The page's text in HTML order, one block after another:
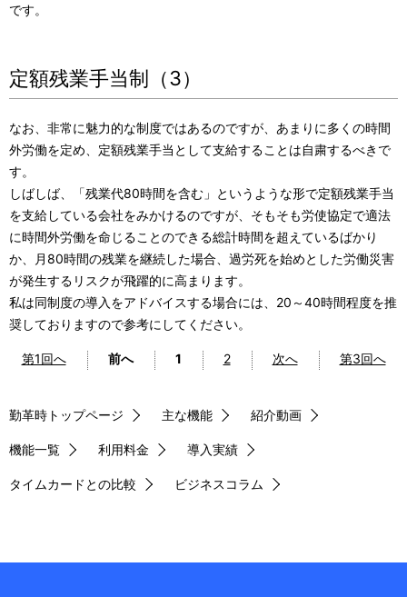
です。
定額残業手当制（3）
なお、非常に魅力的な制度ではあるのですが、あまりに多くの時間
外労働を定め、定額残業手当として支給することは自粛するべきで
す。
しばしば、「残業代80時間を含む」というような形で定額残業手当
を支給している会社をみかけるのですが、そもそも労使協定で適法
に時間外労働を命じることのできる総計時間を超えているばかり
か、月80時間の残業を継続した場合、過労死を始めとした労働災害
が発生するリスクが飛躍的に高まります。
私は同制度の導入をアドバイスする場合には、20～40時間程度を推
奨しておりますので参考にしてください。
第1回へ 前へ 1 2 次へ 第3回へ
勤革時トップページ 主な機能 紹介動画
機能一覧 利用料金 導入実績
タイムカードとの比較 ビジネスコラム